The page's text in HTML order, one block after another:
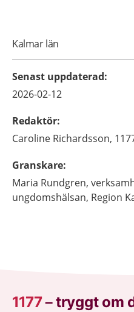
Kalmar län
Senast uppdaterad:
2026-02-12
Redaktör:
Caroline Richardsson,
Granskare:
Maria Rundgren,
ungdomshälsan, Region
1177–tryggt om